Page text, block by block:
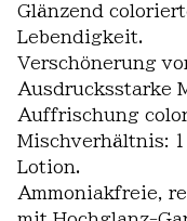
Glänzend
Lebendigkeit.
Verschönerung
Ausdrucksstarke
Auffrischung
Mischverhältnis:
Lotion.
Ammoniakfreie,